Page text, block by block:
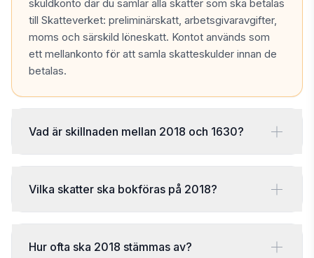
skuldkonto där du samlar alla skatter som ska betalas
till Skatteverket: preliminärskatt, arbetsgivaravgifter,
moms och särskild löneskatt. Kontot används som
ett mellankonto för att samla skatteskulder innan de
betalas.
Vad är skillnaden mellan 2018 och 1630?
Vilka skatter ska bokföras på 2018?
Hur ofta ska 2018 stämmas av?